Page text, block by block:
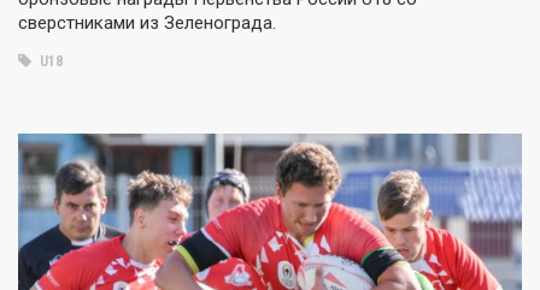
сверстниками из Зеленограда.
U18